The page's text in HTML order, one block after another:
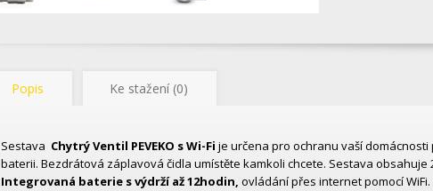
Popis Ke stažení (0)
Sestava Chytrý Ventil PEVEKO s Wi-Fi je určena pro ochranu vaší
baterii. Bezdrátová záplavová čidla umístěte kamkoli chcete. Sestava
Integrovaná baterie s výdrží až 12hodin, ovládání přes internet pomocí